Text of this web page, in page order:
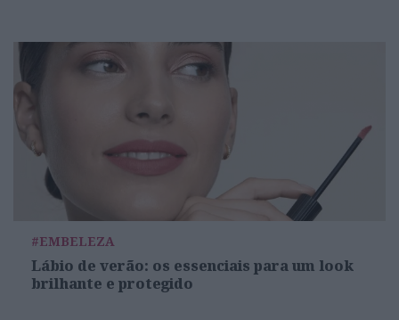
#EMBELEZA
Lábio de verão: os essenciais para um look
brilhante e protegido